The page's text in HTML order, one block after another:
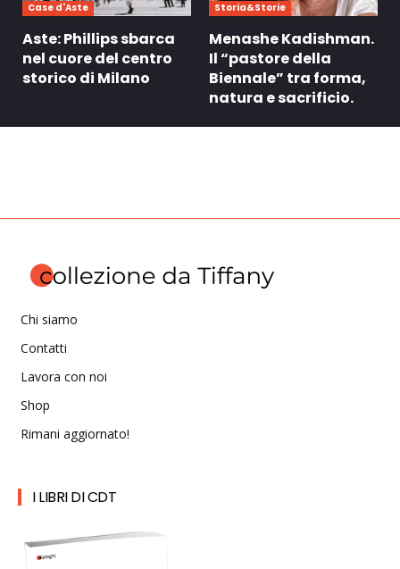
Case d'Aste
Aste: Phillips sbarca
nel cuore del centro
storico di Milano
Storia&Storie
Menashe Kadishman.
Il “pastore della
Biennale” tra forma,
natura e sacrificio.
Chi siamo
Contatti
Lavora con noi
Shop
Rimani aggiornato!
I LIBRI DI CDT